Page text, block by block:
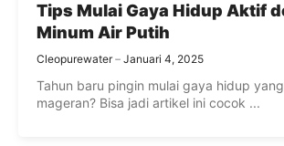
Tips Mulai Gaya Hidup Aktif
Minum Air Putih
Cleopurewater Januari 4, 2025
Tahun baru pingin mulai gaya hidup
mageran? Bisa jadi artikel ini cocok ...